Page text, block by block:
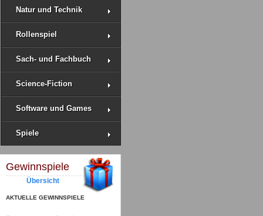
Natur und Technik
Rollenspiel
Sach- und Fachbuch
Science-Fiction
Software und Games
Spiele
Gewinnspiele
Übersicht
AKTUELLE GEWINNSPIELE